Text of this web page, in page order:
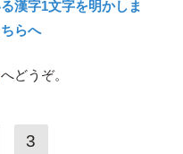
漢字1文字を明かしま
らへ
へどうぞ。
3